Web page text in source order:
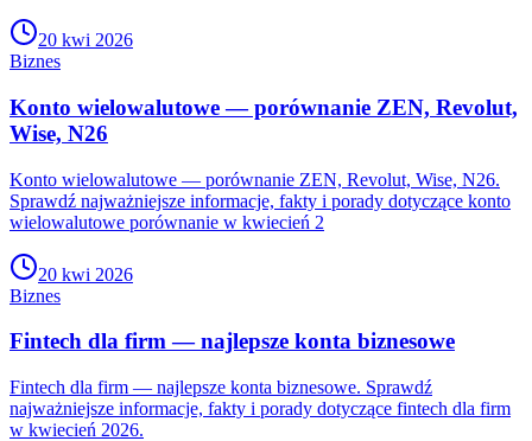
20 kwi 2026
Biznes
Konto wielowalutowe — porównanie ZEN, Revolut,
Wise, N26
Konto wielowalutowe — porównanie ZEN, Revolut, Wise, N26.
Sprawdź najważniejsze informacje, fakty i porady dotyczące konto
wielowalutowe porównanie w kwiecień 2
20 kwi 2026
Biznes
Fintech dla firm — najlepsze konta biznesowe
Fintech dla firm — najlepsze konta biznesowe. Sprawdź
najważniejsze informacje, fakty i porady dotyczące fintech dla firm
w kwiecień 2026.